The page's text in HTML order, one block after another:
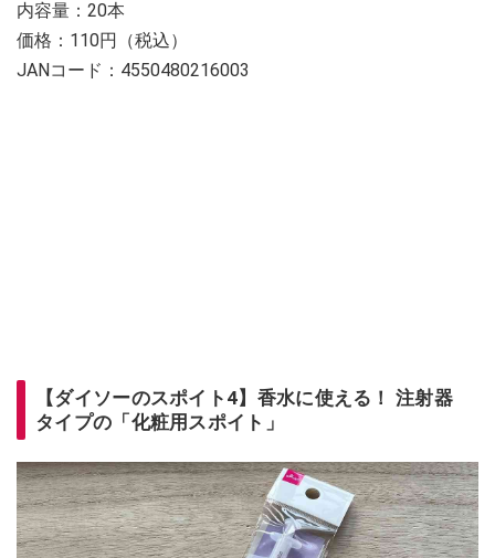
内容量：20本
価格：110円（税込）
JANコード：4550480216003
【ダイソーのスポイト4】香水に使える！ 注射器
タイプの「化粧用スポイト」